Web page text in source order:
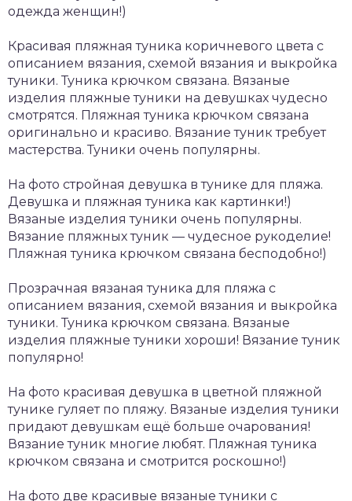
одежда женщин!)
Красивая пляжная туника коричневого цвета с
описанием вязания, схемой вязания и выкройка
туники. Туника крючком связана. Вязаные
изделия пляжные туники на девушках чудесно
смотрятся. Пляжная туника крючком связана
оригинально и красиво. Вязание туник требует
мастерства. Туники очень популярны.
На фото стройная девушка в тунике для пляжа.
Девушка и пляжная туника как картинки!)
Вязаные изделия туники очень популярны.
Вязание пляжных туник — чудесное рукоделие!
Пляжная туника крючком связана бесподобно!)
Прозрачная вязаная туника для пляжа с
описанием вязания, схемой вязания и выкройка
туники. Туника крючком связана. Вязаные
изделия пляжные туники хороши! Вязание туник
популярно!
На фото красивая девушка в цветной пляжной
тунике гуляет по пляжу. Вязаные изделия туники
придают девушкам ещё больше очарования!
Вязание туник многие любят. Пляжная туника
крючком связана и смотрится роскошно!)
На фото две красивые вязаные туники с